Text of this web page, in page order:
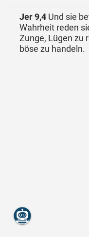
Jer 9,4 Und sie
Wahrheit reden
Zunge, Lügen zu
böse zu handeln.